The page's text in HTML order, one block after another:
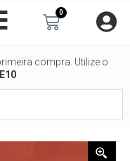
0
Carrinho
compra. Utilize o